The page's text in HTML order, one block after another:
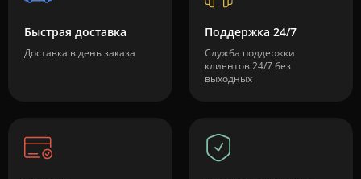
Быстрая доставка
Доставка в день заказа
Поддержка 24/7
Служба поддержки
клиентов 24/7 без
выходных